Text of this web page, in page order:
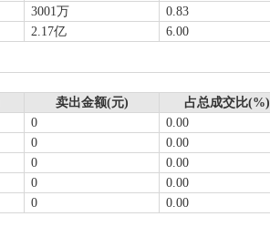
3001万
0.83
2.17亿 6.00
卖出金额(元)
占总成交比(%)
0
0.00
0
0.00
0
0.00
0
0.00
0
0.00